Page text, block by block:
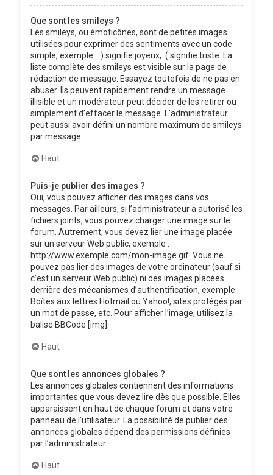
Que sont les smileys ?
Les smileys, ou émoticônes, sont de petites images
utilisées pour exprimer des sentiments avec un code
simple, exemple : :) signifie joyeux, :( signifie triste. La
liste complète des smileys est visible sur la page de
rédaction de message. Essayez toutefois de ne pas en
abuser. Ils peuvent rapidement rendre un message
illisible et un modérateur peut décider de les retirer ou
simplement d’effacer le message. L’administrateur
peut aussi avoir défini un nombre maximum de smileys
par message.
Haut
Puis-je publier des images ?
Oui, vous pouvez afficher des images dans vos
messages. Par ailleurs, si l’administrateur a autorisé les
fichiers joints, vous pouvez charger une image sur le
forum. Autrement, vous devez lier une image placée
sur un serveur Web public, exemple :
http://www.exemple.com/mon-image.gif. Vous ne
pouvez pas lier des images de votre ordinateur (sauf si
c’est un serveur Web public) ni des images placées
derrière des mécanismes d’authentification, exemple :
Boîtes aux lettres Hotmail ou Yahoo!, sites protégés par
un mot de passe, etc. Pour afficher l’image, utilisez la
balise BBCode [img].
Haut
Que sont les annonces globales ?
Les annonces globales contiennent des informations
importantes que vous devez lire dès que possible. Elles
apparaissent en haut de chaque forum et dans votre
panneau de l’utilisateur. La possibilité de publier des
annonces globales dépend des permissions définies
par l’administrateur.
Haut